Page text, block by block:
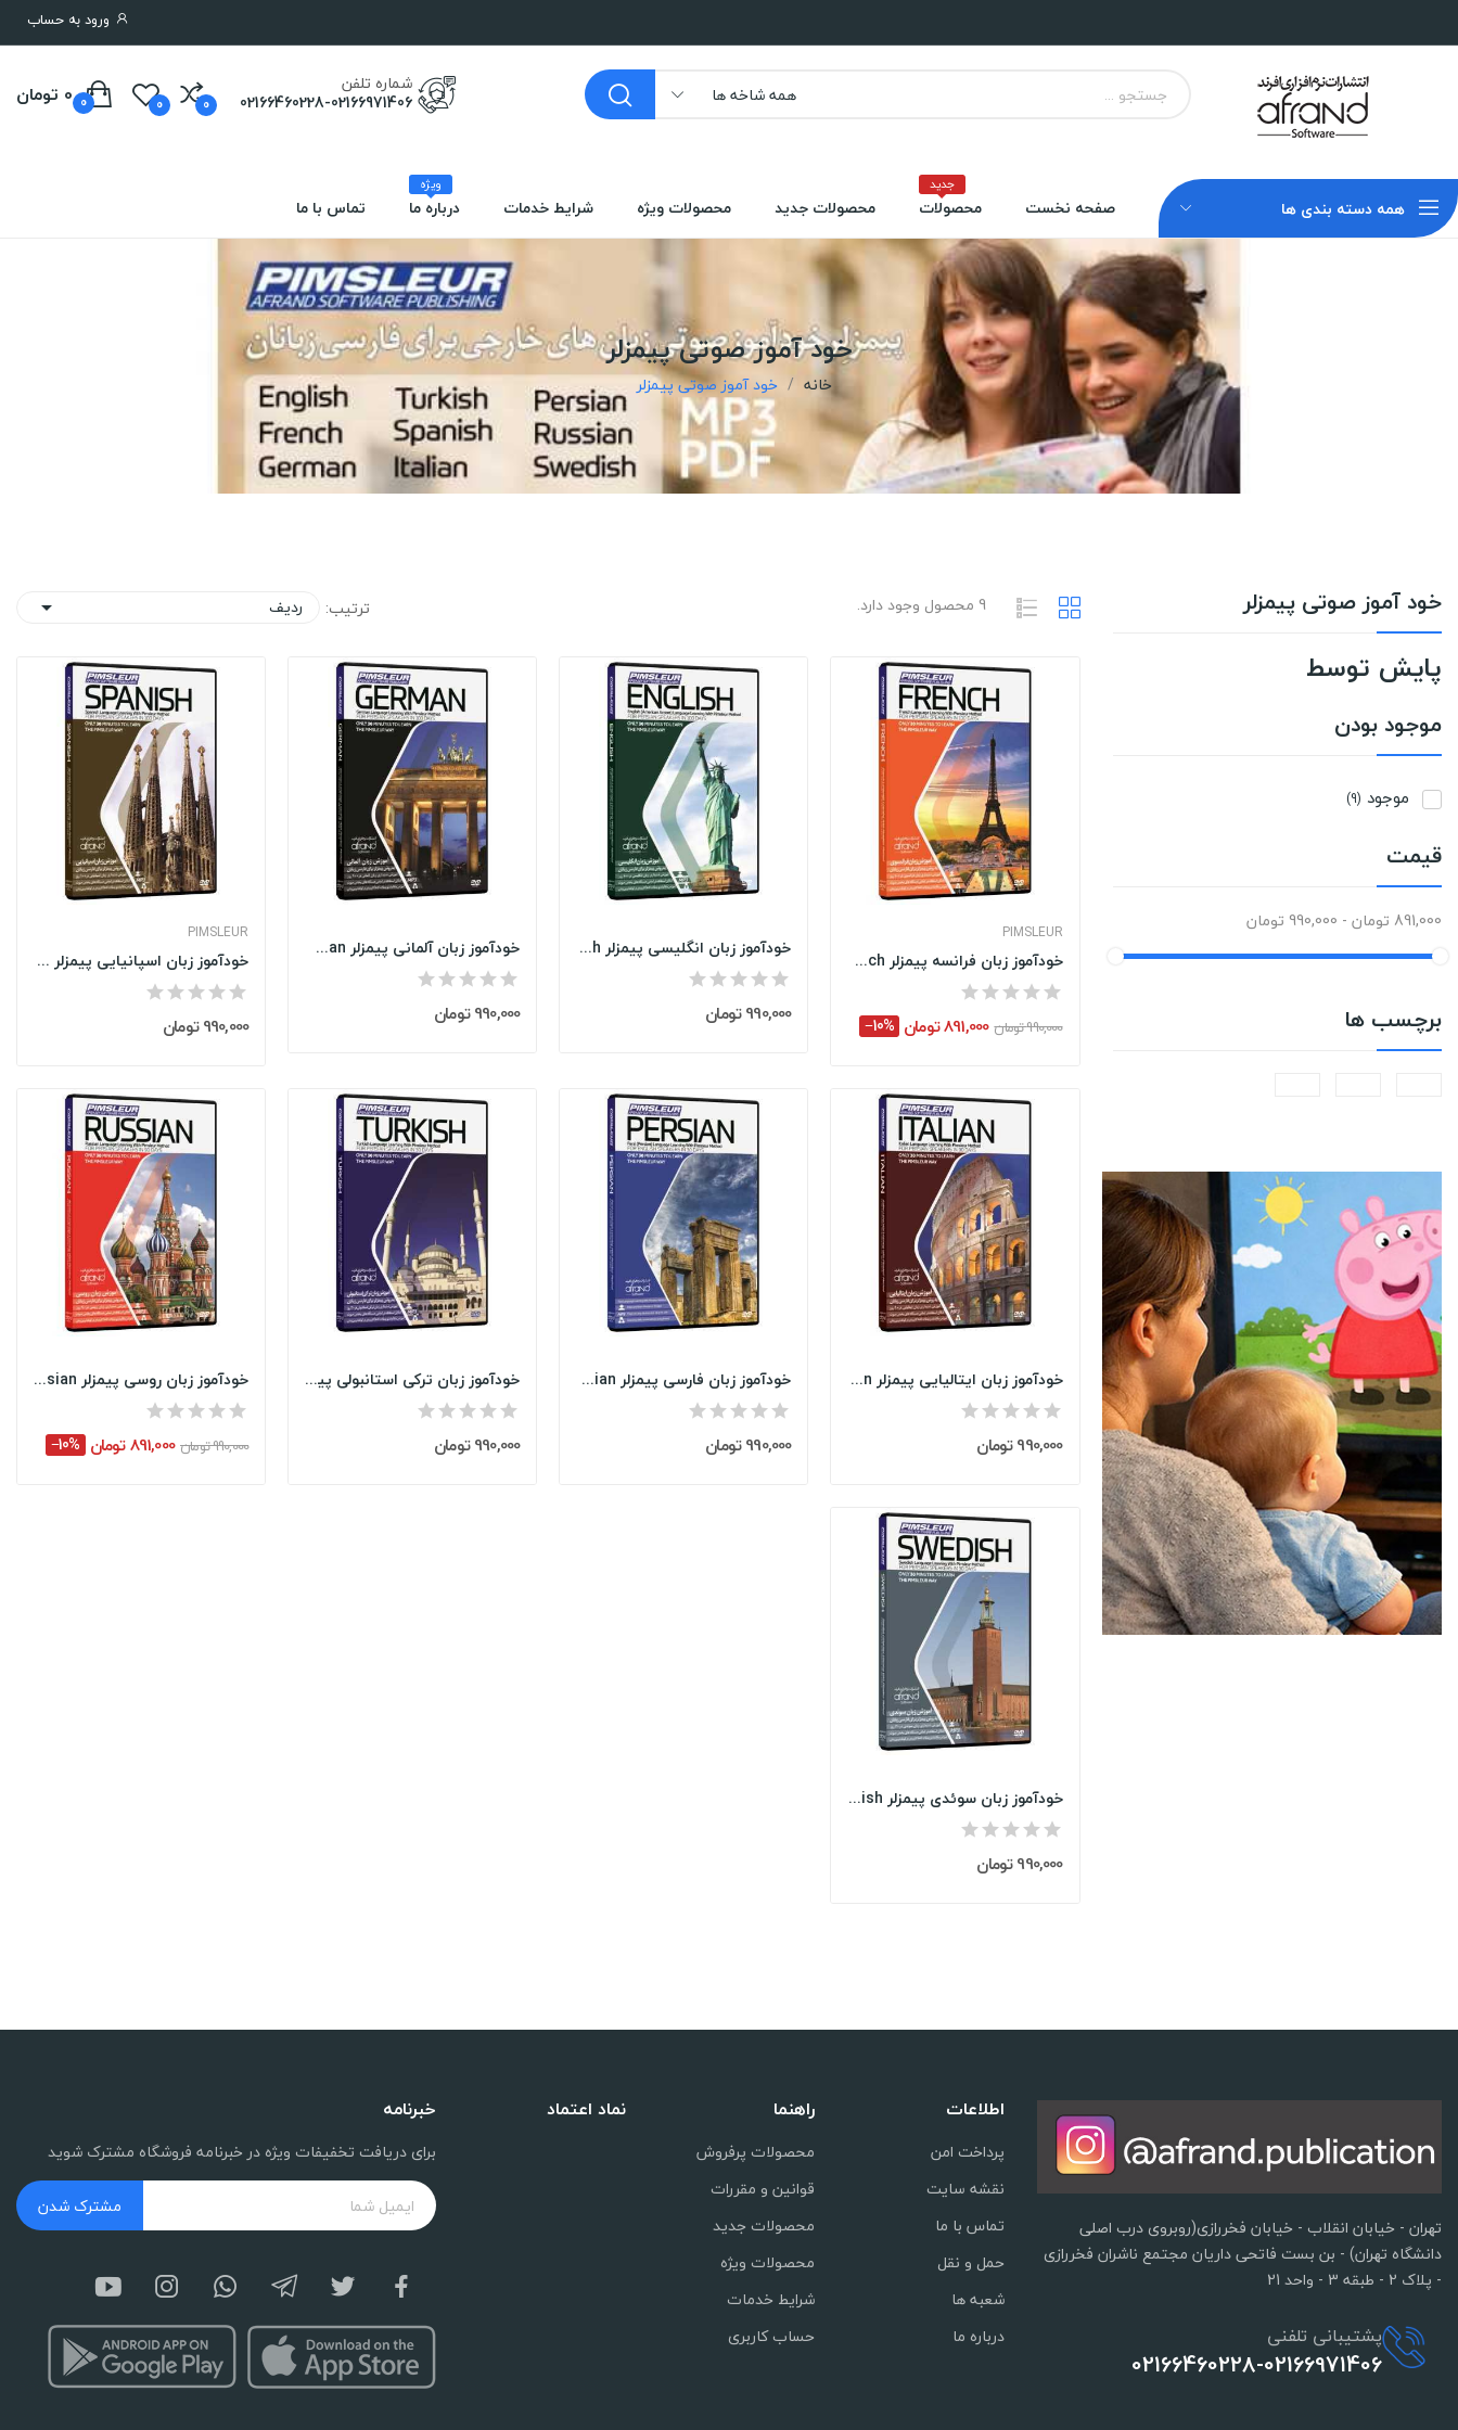
ورود به حساب
همه شاخه ها شماره تلفن
02166460228-02166971406
0
0 0 تومان 0
همه دسته بندی ها صفحه نخست محصولات
جدید
محصولات جدید محصولات ویژه شرایط خدمات درباره ما
ویژه
تماس با ما
خود آموز صوتی پیمزلر
خانه خود آموز صوتی پیمزلر
خود آموز صوتی پیمزلر
پایش توسط
موجود بودن
موجود (9)
قیمت
891,000 تومان - 990,000 تومان
برچسب ها
9 محصول وجود دارد. ترتیب: ردیف 
PIMSLEUR
خودآموز زبان فرانسه پیمزلر Pimsleur French
990,000 تومان 891,000 تومان ‎−10%
خودآموز زبان انگلیسی پیمزلر Pimsleur English
990,000 تومان
خودآموز زبان آلمانی پیمزلر Pimsleur German
990,000 تومان
PIMSLEUR
خودآموز زبان اسپانیایی پیمزلر Pimsleur Spanish
990,000 تومان
خودآموز زبان ایتالیایی پیمزلر Pimsleur Italian
990,000 تومان
خودآموز زبان فارسی پیمزلر Pimsleur Persian
990,000 تومان
خودآموز زبان ترکی استانبولی پیمزلر Pimsleur...
990,000 تومان
خودآموز زبان روسی پیمزلر Pimsleur Russian
990,000 تومان 891,000 تومان ‎−10%
خودآموز زبان سوئدی پیمزلر Pimsleur Swedish
990,000 تومان
تهران - خیابان انقلاب - خیابان فخررازی(روبروی درب اصلی
دانشگاه تهران) - بن بست فاتحی داریان مجتمع ناشران فخررازی
- پلاک 2 - طبقه 3 - واحد 21
پشتیبانی تلفنی
02166460228-02166971406
اطلاعات
پرداخت امن
نقشه سایت
تماس با ما
حمل و نقل
شعبه ها
درباره ما
راهنما
محصولات پرفروش
قوانین و مقررات
محصولات جدید
محصولات ویژه
شرایط خدمات
حساب کاربری
نماد اعتماد خبرنامه
برای دریافت تخفیفات ویژه در خبرنامه فروشگاه مشترک شوید
مشترک شدن